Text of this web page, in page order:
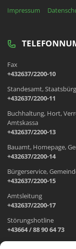
Impressum
Fax
+432637/2200-10
Standesamt,
+432637/2200-11
Buchhaltung, Hort,
Amtskassa
+432637/2200-13
Bauamt, Homepage,
+432637/2200-14
Bürgerservice,
+432637/2200-15
Amtsleitung
+432637/2200-17
Störungshotline
+43664 / 88 90 64 73